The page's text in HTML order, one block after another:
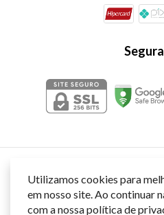
Power BI- JH
©2026. Nome Fantasia: Casa das
Desenvolvimento e venda de softwares
Utilizamos cookies para
em nosso site. Ao continuar
com a nossa política de